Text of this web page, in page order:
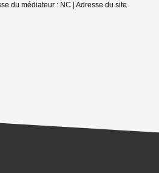
du médiateur : NC | Adresse du site